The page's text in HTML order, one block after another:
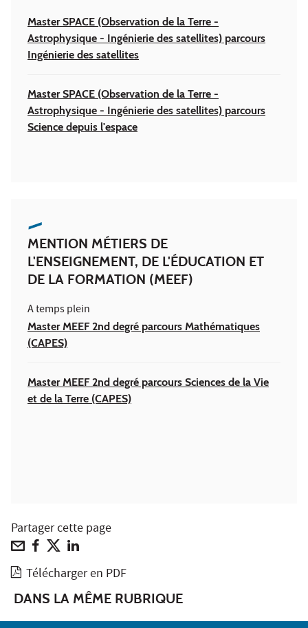
Master SPACE (Observation de la Terre -
Astrophysique - Ingénierie des satellites) parcours
Ingénierie des satellites
Master SPACE (Observation de la Terre -
Astrophysique - Ingénierie des satellites) parcours
Science depuis l'espace
MENTION MÉTIERS DE
L'ENSEIGNEMENT, DE L'ÉDUCATION ET
DE LA FORMATION (MEEF)
A temps plein
Master MEEF 2nd degré parcours Mathématiques
(CAPES)
Master MEEF 2nd degré parcours Sciences de la Vie
et de la Terre (CAPES)
Partager cette page
Télécharger en PDF
DANS LA MÊME RUBRIQUE